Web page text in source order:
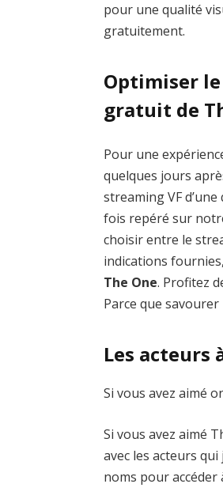
pour une qualité
gratuitement.
Optimiser
gratuit de
Pour une
quelques jours
streaming VF
fois repéré sur
choisir entre le
indications
The One. Profitez
Parce que
Les acteurs
Si vous avez aimé
Si vous avez aimé
avec les acteurs
noms pour